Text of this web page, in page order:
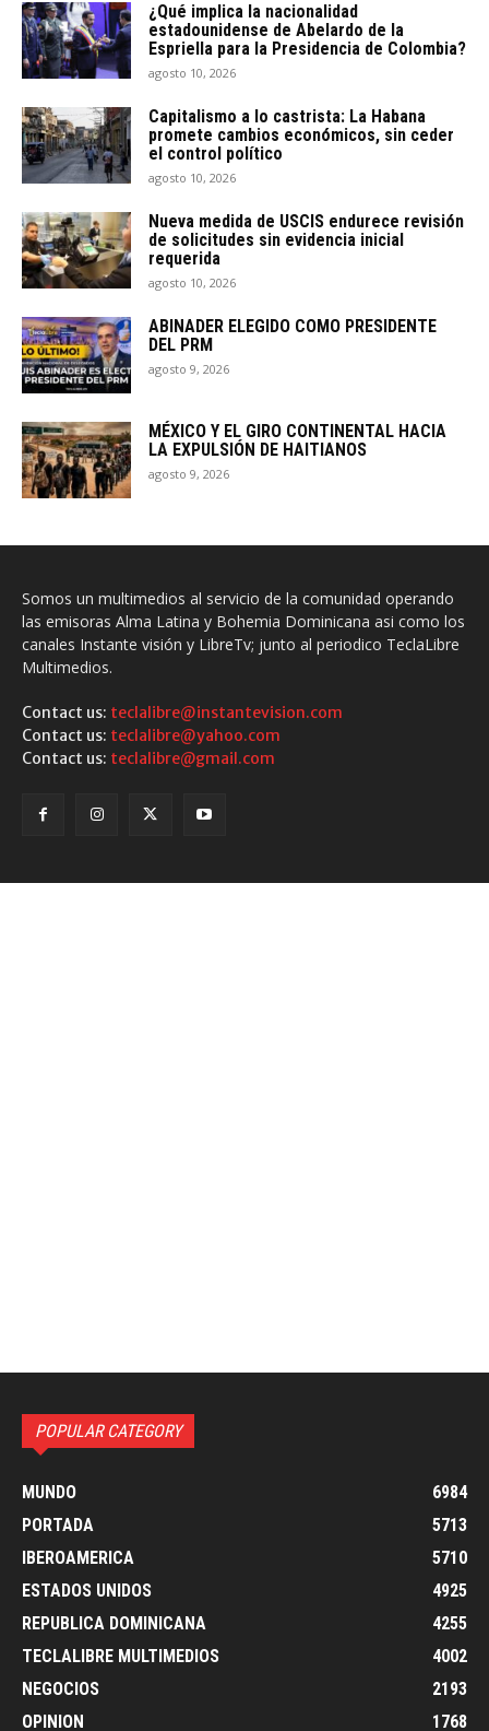
¿Qué implica la nacionalidad
estadounidense de Abelardo de la
Espriella para la Presidencia de Colombia?
agosto 10, 2026
Capitalismo a lo castrista: La Habana
promete cambios económicos, sin ceder
el control político
agosto 10, 2026
Nueva medida de USCIS endurece revisión
de solicitudes sin evidencia inicial
requerida
agosto 10, 2026
ABINADER ELEGIDO COMO PRESIDENTE
DEL PRM
agosto 9, 2026
MÉXICO Y EL GIRO CONTINENTAL HACIA
LA EXPULSIÓN DE HAITIANOS
agosto 9, 2026
Somos un multimedios al servicio de la comunidad operando
las emisoras Alma Latina y Bohemia Dominicana asi como los
canales Instante visión y LibreTv; junto al periodico TeclaLibre
Multimedios.
Contact us: teclalibre@instantevision.com
Contact us: teclalibre@yahoo.com
Contact us: teclalibre@gmail.com
POPULAR CATEGORY
MUNDO
6984
PORTADA
5713
IBEROAMERICA
5710
ESTADOS UNIDOS
4925
REPUBLICA DOMINICANA
4255
TECLALIBRE MULTIMEDIOS
4002
NEGOCIOS
2193
OPINION
1768